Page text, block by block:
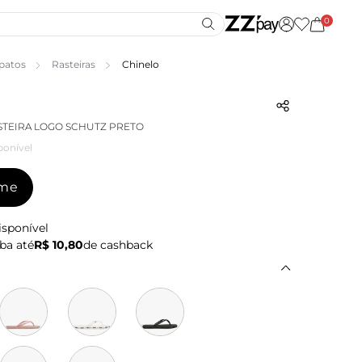
0
Rasteiras Chinelo
LOGO SCHUTZ PRETO
atéR$ 10,80de cashback